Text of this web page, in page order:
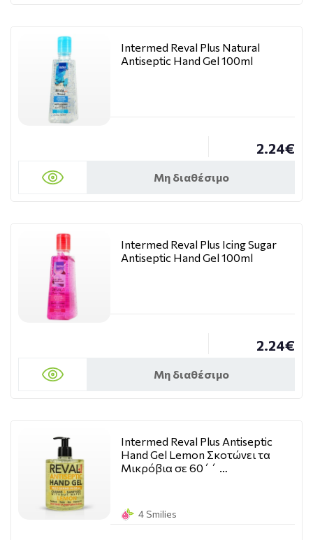
Intermed Reval Plus Natural
Antiseptic Hand Gel 100ml
2.24€
Μη διαθέσιμο
Intermed Reval Plus Icing Sugar
Antiseptic Hand Gel 100ml
2.24€
Μη διαθέσιμο
Intermed Reval Plus Antiseptic
Hand Gel Lemon Σκοτώνει τα
Μικρόβια σε 60΄΄ …
4 Smilies